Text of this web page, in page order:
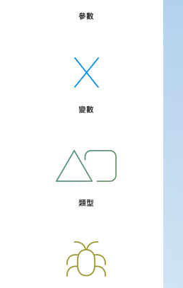
參數
變數
類型